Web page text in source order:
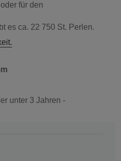
für den
es ca. 22 750 St. Perlen.
unter 3 Jahren -